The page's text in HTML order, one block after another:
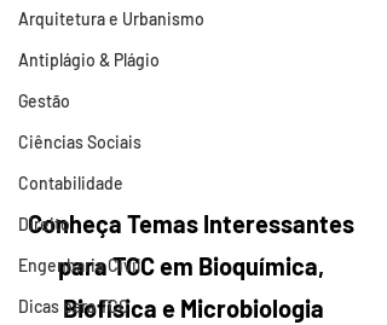
Arquitetura e Urbanismo
Antiplágio & Plágio
Gestão
Ciências Sociais
Contabilidade
Direito
Engenharia Civil
Dicas para TCC
Conheça Temas Interessantes
para TCC em Bioquímica,
Biofísica e Microbiologia